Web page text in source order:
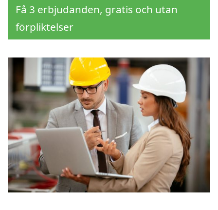
Få 3 erbjudanden, gratis och utan
förpliktelser